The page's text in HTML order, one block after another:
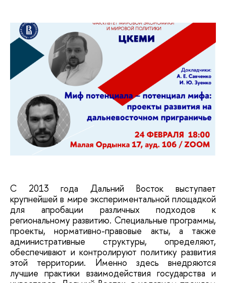
С 2013 года Дальний Восток выступает
крупнейшей в мире экспериментальной площадкой
для апробации различных подходов к
региональному развитию. Специальные программы,
проекты, нормативно-правовые акты, а также
административные структуры, определяют,
обеспечивают и контролируют политику развития
этой территории. Именно здесь внедряются
лучшие практики взаимодействия государства и